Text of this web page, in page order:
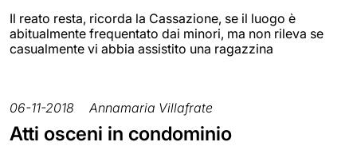
Il reato resta, ricorda la Cassazione, se il luogo è
abitualmente frequentato dai minori, ma non rileva se
casualmente vi abbia assistito una ragazzina
06-11-2018 Annamaria Villafrate
Atti osceni in condominio